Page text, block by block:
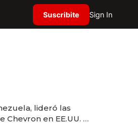
Suscribite Sign In
lideró las
Chevron en EE.UU. y